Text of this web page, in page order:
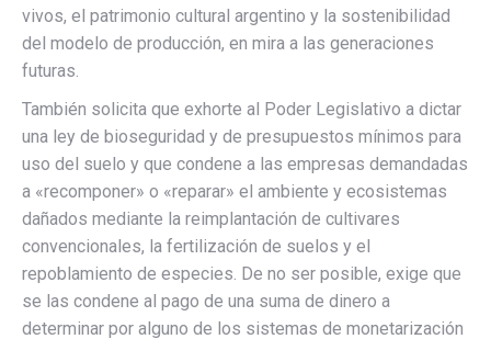
vivos, el patrimonio cultural argentino y la sostenibilidad
del modelo de producción, en mira a las generaciones
futuras.
También solicita que exhorte al Poder Legislativo a dictar
una ley de bioseguridad y de presupuestos mínimos para
uso del suelo y que condene a las empresas demandadas
a «recomponer» o «reparar» el ambiente y ecosistemas
dañados mediante la reimplantación de cultivares
convencionales, la fertilización de suelos y el
repoblamiento de especies. De no ser posible, exige que
se las condene al pago de una suma de dinero a
determinar por alguno de los sistemas de monetarización